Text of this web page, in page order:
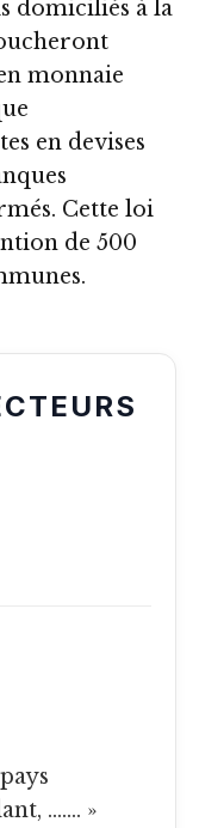
domiciliés à la
monnaie
en devises
Cette loi
de 500
……. »